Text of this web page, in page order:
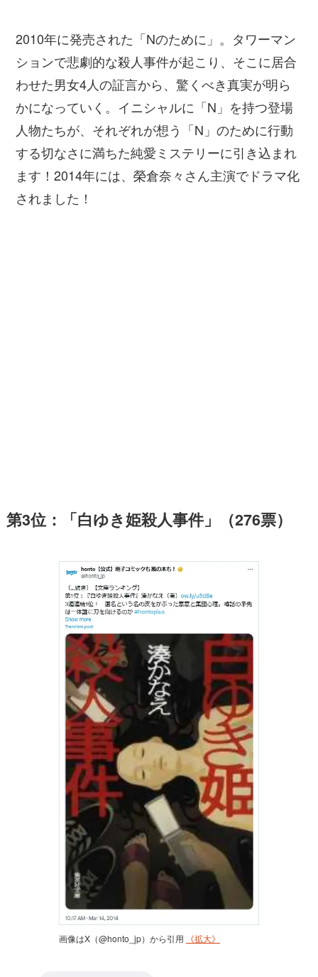
2010年に発売された「Nのために」。タワーマン
ションで悲劇的な殺人事件が起こり、そこに居合
わせた男女4人の証言から、驚くべき真実が明ら
かになっていく。イニシャルに「N」を持つ登場
人物たちが、それぞれが想う「N」のために行動
する切なさに満ちた純愛ミステリーに引き込まれ
ます！2014年には、榮倉奈々さん主演でドラマ化
されました！
第3位：「白ゆき姫殺人事件」（276票）
画像はX（@honto_jp）から引用 《拡大》